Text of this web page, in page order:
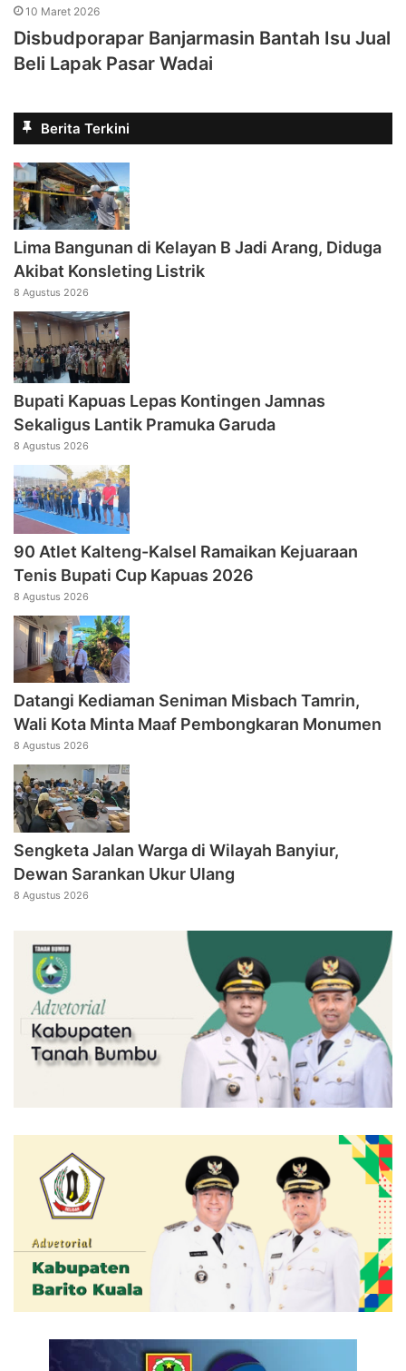
10 Maret 2026
Disbudporapar Banjarmasin Bantah Isu Jual
Beli Lapak Pasar Wadai
Berita Terkini
Lima Bangunan di Kelayan B Jadi Arang, Diduga
Akibat Konsleting Listrik
8 Agustus 2026
Bupati Kapuas Lepas Kontingen Jamnas
Sekaligus Lantik Pramuka Garuda
8 Agustus 2026
90 Atlet Kalteng-Kalsel Ramaikan Kejuaraan
Tenis Bupati Cup Kapuas 2026
8 Agustus 2026
Datangi Kediaman Seniman Misbach Tamrin,
Wali Kota Minta Maaf Pembongkaran Monumen
8 Agustus 2026
Sengketa Jalan Warga di Wilayah Banyiur,
Dewan Sarankan Ukur Ulang
8 Agustus 2026